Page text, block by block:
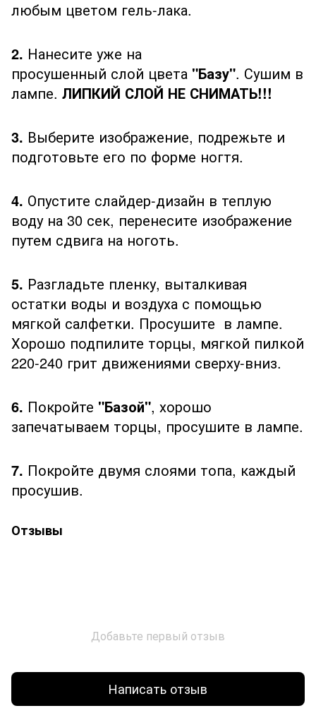
любым цветом гель-лака.
2. Нанесите уже на
просушенный слой цвета "Базу". Сушим в
лампе. ЛИПКИЙ СЛОЙ НЕ СНИМАТЬ!!!
3. Выберите изображение, подрежьте и
подготовьте его по форме ногтя.
4. Опустите слайдер-дизайн в теплую
воду на 30 сек, перенесите изображение
путем сдвига на ноготь.
5. Разгладьте пленку, выталкивая
остатки воды и воздуха с помощью
мягкой салфетки. Просушите в лампе.
Хорошо подпилите торцы, мягкой пилкой
220-240 грит движениями сверху-вниз.
6. Покройте "Базой", хорошо
запечатываем торцы, просушите в лампе.
7. Покройте двумя слоями топа, каждый
просушив.
Отзывы
Добавьте первый отзыв
Написать отзыв